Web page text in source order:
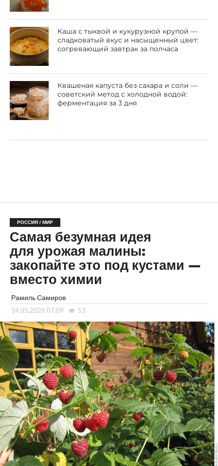
Каша с тыквой и кукурузной крупой —
сладковатый вкус и насыщенный цвет:
согревающий завтрак за полчаса
Квашеная капуста без сахара и соли —
советский метод с холодной водой:
ферментация за 3 дня
РОССИЯ / МИР
Самая безумная идея
для урожая малины:
закопайте это под кустами —
вместо химии
Рамиль Самиров
14.05.2026 07:09 53